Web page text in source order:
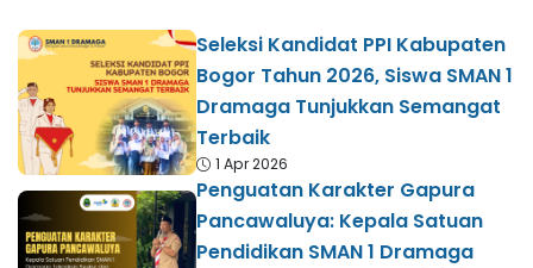
Seleksi Kandidat PPI Kabupaten
Bogor Tahun 2026, Siswa SMAN 1
Dramaga Tunjukkan Semangat
Terbaik
1 Apr 2026
Penguatan Karakter Gapura
Pancawaluya: Kepala Satuan
Pendidikan SMAN 1 Dramaga